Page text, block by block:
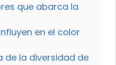
que abarca la
en el color
de la diversidad de